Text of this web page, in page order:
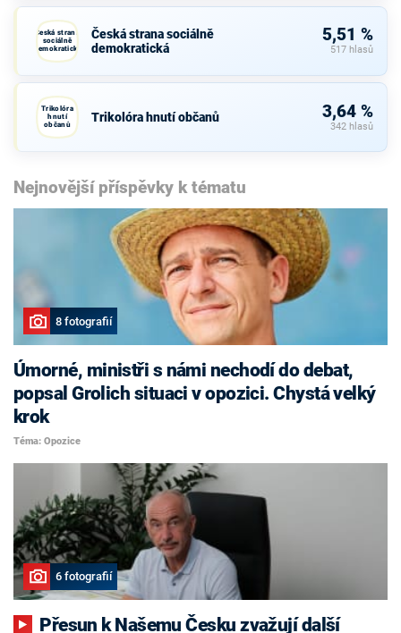
Česká strana
sociálně
demokratická
Česká strana sociálně
demokratická
5,51 %
517 hlasů
Trikolóra
hnutí
občanů
Trikolóra hnutí občanů 3,64 %
342 hlasů
Nejnovější příspěvky k tématu
8 fotografií
Úmorné, ministři s námi nechodí do debat,
popsal Grolich situaci v opozici. Chystá velký
krok
Téma: Opozice
6 fotografií